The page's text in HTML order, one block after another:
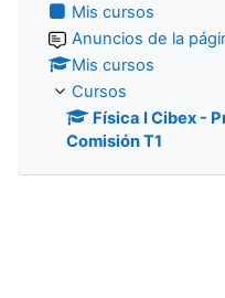
Mis cursos
Anuncios de la
Mis cursos
Cursos
Física I Cibex -
Comisión T1